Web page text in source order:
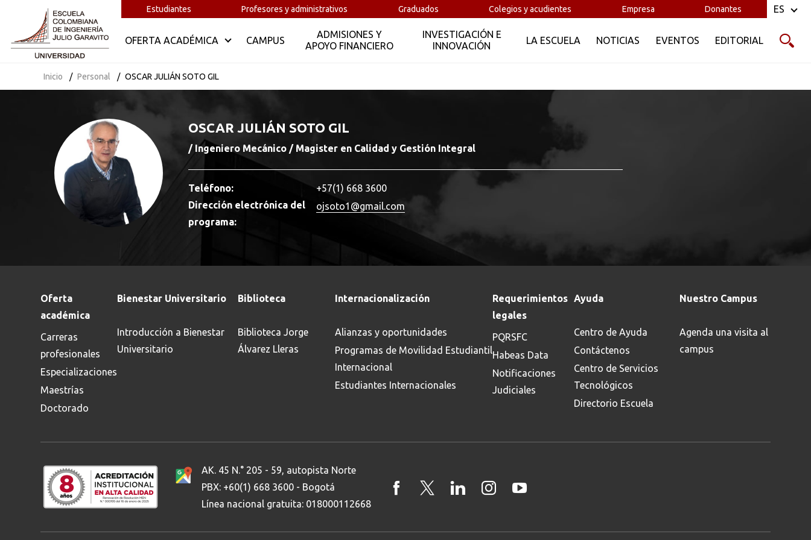
Estudiantes Profesores y administrativos Graduados Colegios y acudientes Empresa Donantes
OFERTA ACADÉMICA CAMPUS
ADMISIONES Y
APOYO FINANCIERO
INVESTIGACIÓN E
INNOVACIÓN
LA ESCUELA NOTICIAS EVENTOS EDITORIAL
ES
Inicio Personal OSCAR JULIÁN SOTO GIL
OSCAR JULIÁN SOTO GIL
/ Ingeniero Mecánico / Magister en Calidad y Gestión Integral
Teléfono:
+57(1) 668 3600
Dirección electrónica del
programa:
ojsoto1@gmail.com
Busca en la escuela
Ordenar por:
Oferta
académica
Carreras
profesionales
Especializaciones
Maestrías
Doctorado
Bienestar Universitario
Introducción a Bienestar
Universitario
Biblioteca
Biblioteca Jorge
Álvarez Lleras
Internacionalización
Alianzas y oportunidades
Programas de Movilidad Estudiantil
Internacional
Estudiantes Internacionales
Requerimientos
legales
PQRSFC
Habeas Data
Notificaciones
Judiciales
Ayuda
Centro de Ayuda
Contáctenos
Centro de Servicios
Tecnológicos
Directorio Escuela
Nuestro Campus
Agenda una visita al
campus
AK. 45 N.° 205 - 59, autopista Norte
PBX: +60(1) 668 3600 - Bogotá
Línea nacional gratuita: 018000112668